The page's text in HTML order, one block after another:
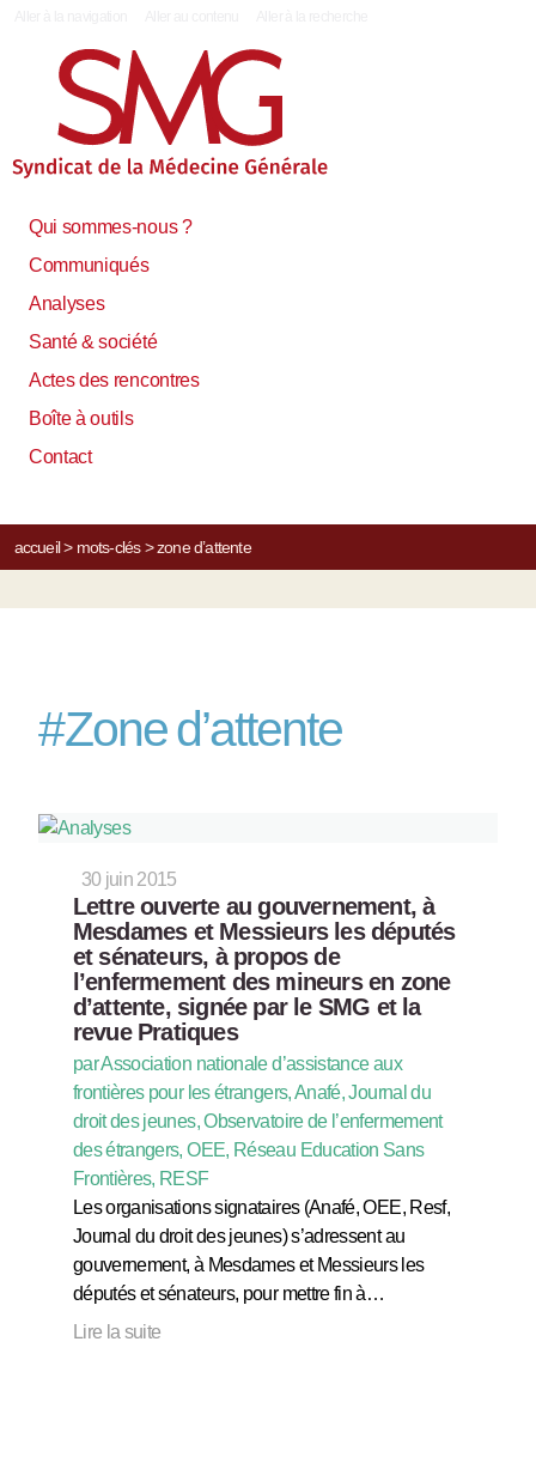
Qui sommes-nous ?
Communiqués
Analyses
Santé & société
Actes des rencontres
Boîte à outils
Contact
accueil> mots-clés> zone d’attente
#Zone d’attente
30 juin 2015
Lettre ouverte au gouvernement, à
Mesdames et Messieurs les députés
et sénateurs, à propos de
l’enfermement des mineurs en zone
d’attente, signée par le SMG et la
revue Pratiques
par Association nationale d’assistance aux
frontières pour les étrangers, Anafé, Journal du
droit des jeunes, Observatoire de l’enfermement
des étrangers, OEE, Réseau Education Sans
Frontières, RESF
Les organisations signataires (Anafé, OEE, Resf,
Journal du droit des jeunes) s’adressent au
gouvernement, à Mesdames et Messieurs les
députés et sénateurs, pour mettre fin à…
Lire la suite